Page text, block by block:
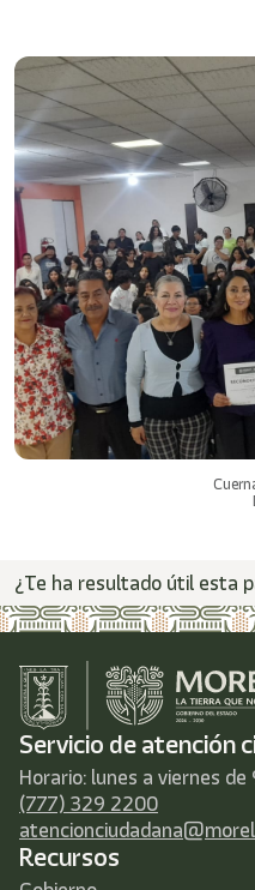
¿Te ha resultado útil esta
Servicio de atención
Horario: lunes a viernes
(777) 329 2200
Recursos